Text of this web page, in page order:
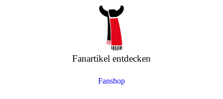
Fanartikel entdecken
Fanshop